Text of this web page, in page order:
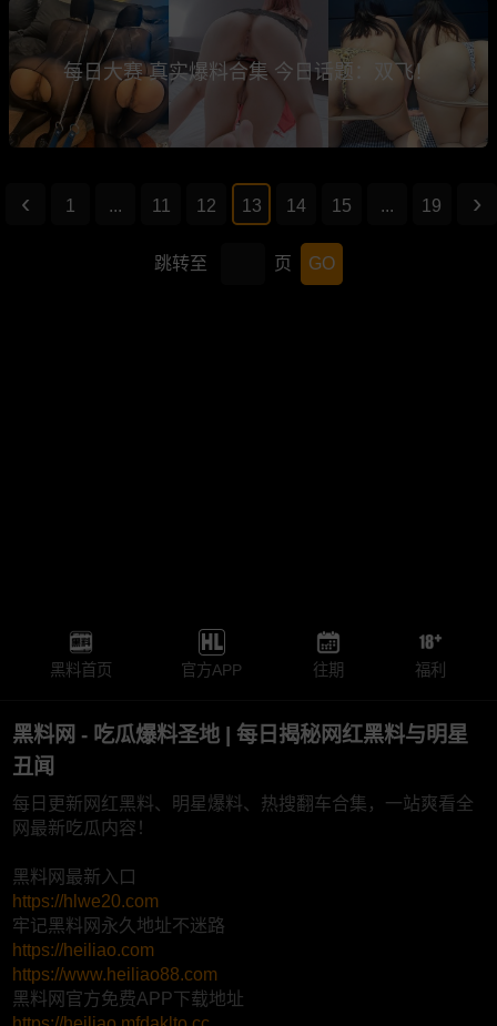
每日大赛 真实爆料合集 今日话题：双飞！
1 11 12 13 14 15 19
跳转至 页 GO
黑料首页 官方APP 往期 福利
黑料网 - 吃瓜爆料圣地 | 每日揭秘网红黑料与明星
丑闻
每日更新网红黑料、明星爆料、热搜翻车合集，一站爽看全
网最新吃瓜内容！
黑料网最新入口
https://hlwe20.com
牢记黑料网永久地址不迷路
https://heiliao.com
https://www.heiliao88.com
黑料网官方免费APP下载地址
https://heiliao.mfdaklto.cc